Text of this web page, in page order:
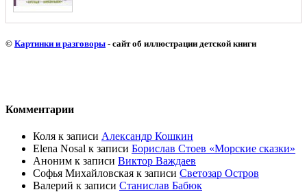
© Картинки и разговоры - сайт об иллюстрации детской книги
Комментарии
Коля к записи Александр Кошкин
Elena Nosal к записи Борислав Стоев «Морские сказки»
Аноним к записи Виктор Важдаев
Софья Михайловская к записи Светозар Остров
Валерий к записи Станислав Бабюк